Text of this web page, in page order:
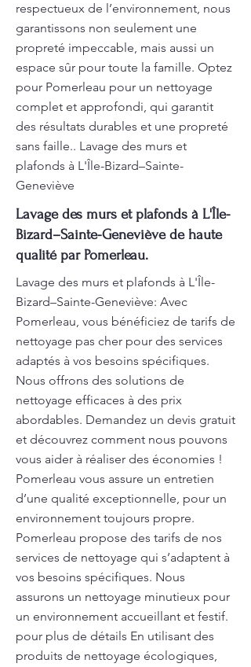
respectueux de l’environnement, nous
garantissons non seulement une
propreté impeccable, mais aussi un
espace sûr pour toute la famille. Optez
pour Pomerleau pour un nettoyage
complet et approfondi, qui garantit
des résultats durables et une propreté
sans faille.. Lavage des murs et
plafonds à L'Île-Bizard–Sainte-
Geneviève
Lavage des murs et plafonds à L'Île-
Bizard–Sainte-Geneviève de haute
qualité par Pomerleau.
Lavage des murs et plafonds à L'Île-
Bizard–Sainte-Geneviève: Avec
Pomerleau, vous bénéficiez de tarifs de
nettoyage pas cher pour des services
adaptés à vos besoins spécifiques.
Nous offrons des solutions de
nettoyage efficaces à des prix
abordables. Demandez un devis gratuit
et découvrez comment nous pouvons
vous aider à réaliser des économies !
Pomerleau vous assure un entretien
d’une qualité exceptionnelle, pour un
environnement toujours propre.
Pomerleau propose des tarifs de nos
services de nettoyage qui s’adaptent à
vos besoins spécifiques. Nous
assurons un nettoyage minutieux pour
un environnement accueillant et festif.
pour plus de détails En utilisant des
produits de nettoyage écologiques,